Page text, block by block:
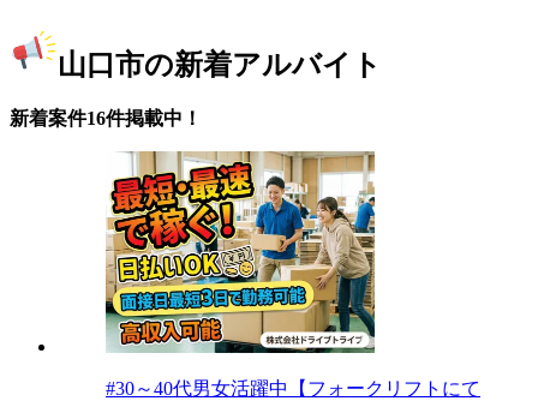
山口市の新着アルバイト
新着案件16件掲載中！
#30～40代男女活躍中【フォークリフトにて